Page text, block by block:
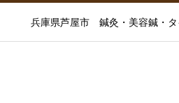
兵庫県芦屋市 鍼灸・美容鍼・タ